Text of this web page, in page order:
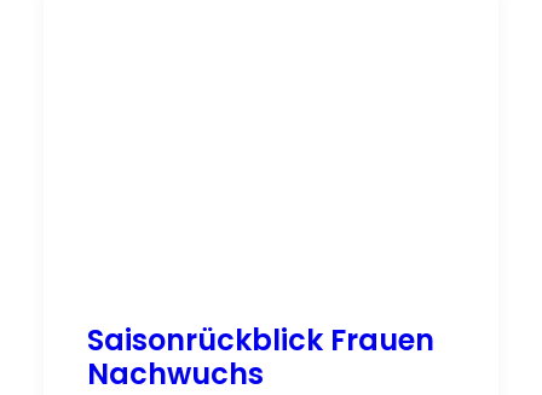
Saisonrückblick Frauen
Nachwuchs